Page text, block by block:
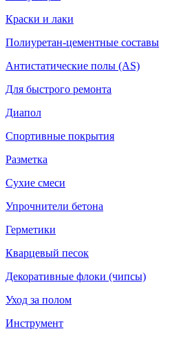
Краски и лаки
Полиуретан-цементные составы
Антистатические полы (AS)
Для быстрого ремонта
Диапол
Спортивные покрытия
Разметка
Сухие смеси
Упрочнители бетона
Герметики
Кварцевый песок
Декоративные флоки (чипсы)
Уход за полом
Инструмент